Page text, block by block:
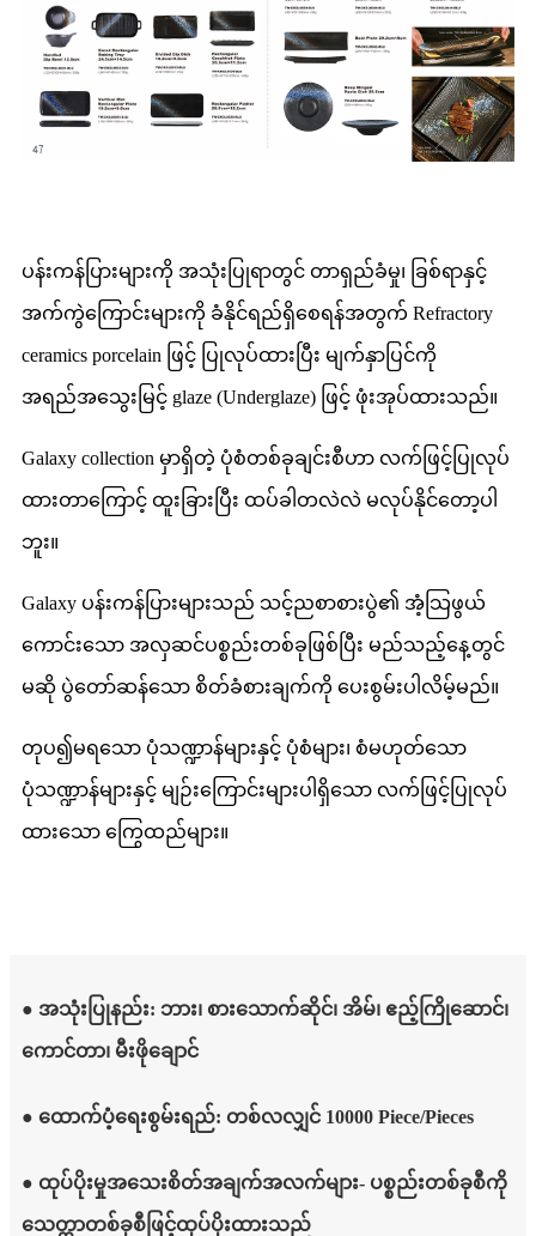
ပန်းကန်ပြားများကို အသုံးပြုရာတွင် တာရှည်ခံမှု၊ ခြစ်ရာနှင့်
အက်ကွဲကြောင်းများကို ခံနိုင်ရည်ရှိစေရန်အတွက် Refractory
ceramics porcelain ဖြင့် ပြုလုပ်ထားပြီး မျက်နှာပြင်ကို
အရည်အသွေးမြင့် glaze (Underglaze) ဖြင့် ဖုံးအုပ်ထားသည်။
Galaxy collection မှာရှိတဲ့ ပုံစံတစ်ခုချင်းစီဟာ လက်ဖြင့်ပြုလုပ်
ထားတာကြောင့် ထူးခြားပြီး ထပ်ခါတလဲလဲ မလုပ်နိုင်တော့ပါ
ဘူး။
Galaxy ပန်းကန်ပြားများသည် သင့်ညစာစားပွဲ၏ အံ့သြဖွယ်
ကောင်းသော အလှဆင်ပစ္စည်းတစ်ခုဖြစ်ပြီး မည်သည့်နေ့တွင်
မဆို ပွဲတော်ဆန်သော စိတ်ခံစားချက်ကို ပေးစွမ်းပါလိမ့်မည်။
တုပ၍မရသော ပုံသဏ္ဍာန်များနှင့် ပုံစံများ၊ စံမဟုတ်သော
ပုံသဏ္ဍာန်များနှင့် မျဉ်းကြောင်းများပါရှိသော လက်ဖြင့်ပြုလုပ်
ထားသော ကြွေထည်များ။
● အသုံးပြုနည်း: ဘား၊ စားသောက်ဆိုင်၊ အိမ်၊ ဧည့်ကြိုဆောင်၊
ကောင်တာ၊ မီးဖိုချောင်
● ထောက်ပံ့ရေးစွမ်းရည်: တစ်လလျှင် 10000 Piece/Pieces
● ထုပ်ပိုးမှုအသေးစိတ်အချက်အလက်များ- ပစ္စည်းတစ်ခုစီကို
သေတ္တာတစ်ခုစီဖြင့်ထုပ်ပိုးထားသည်